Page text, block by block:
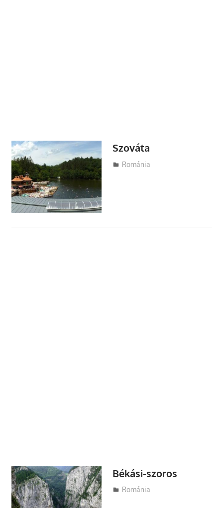
Szováta
Utazasok.org
Románia
Békási-szoros
Utazasok.org
Románia